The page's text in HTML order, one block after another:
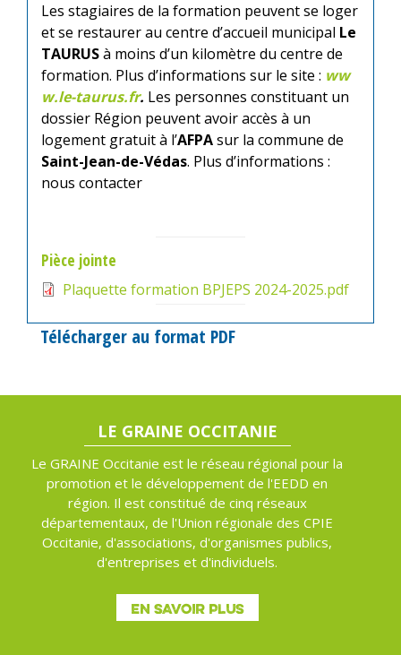
Les stagiaires de la formation peuvent se loger
et se restaurer au centre d’accueil municipal Le
TAURUSà moins d’un kilomètre du centre de
formation. Plus d’informations sur le site : ww
w.le-taurus.fr. Les personnes constituant un
dossier Région peuvent avoir accès à un
logement gratuit à l’AFPAsur la commune de
Saint-Jean-de-Védas. Plus d’informations :
nous contacter
Pièce jointe
Plaquette formation BPJEPS 2024-2025.pdf
Télécharger au format PDF
LE GRAINE OCCITANIE
Le GRAINE Occitanie est le réseau régional pour la
promotion et le développement de l'EEDD en
région. Il est constitué de cinq réseaux
départementaux, de l'Union régionale des CPIE
Occitanie, d'associations, d'organismes publics,
d'entreprises et d'individuels.
EN SAVOIR PLUS